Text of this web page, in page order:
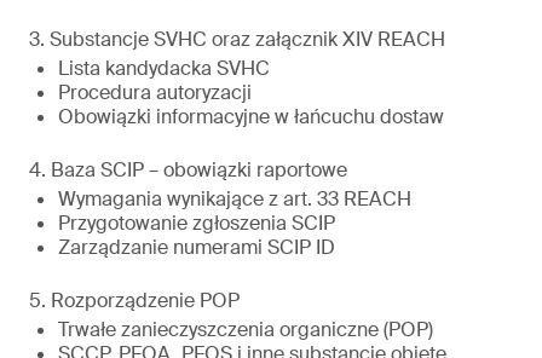
3. Substancje SVHC oraz załącznik XIV REACH
Lista kandydacka SVHC
Procedura autoryzacji
Obowiązki informacyjne w łańcuchu dostaw
4. Baza SCIP – obowiązki raportowe
Wymagania wynikające z art. 33 REACH
Przygotowanie zgłoszenia SCIP
Zarządzanie numerami SCIP ID
5. Rozporządzenie POP
Trwałe zanieczyszczenia organiczne (POP)